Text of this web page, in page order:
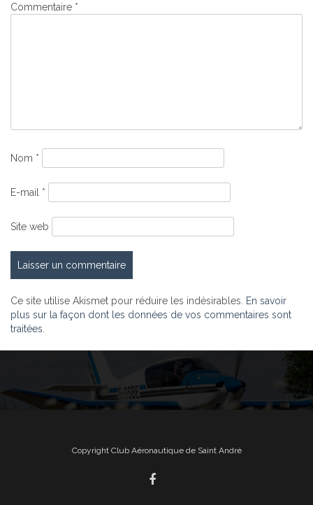
Commentaire *
Nom *
E-mail *
Site web
Ce site utilise Akismet pour réduire les indésirables. En savoir
plus sur la façon dont les données de vos commentaires sont
traitées
Copyright Club Aéronautique de Saint André